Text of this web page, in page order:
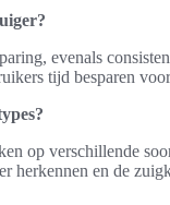
evenals
tijd besparen
op verschillende
herkennen en de